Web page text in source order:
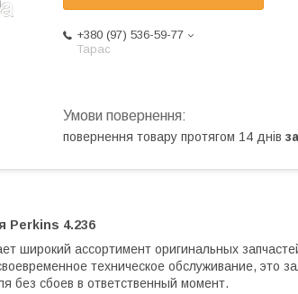
+380 (97) 536-59-77
Тарас
повернення товару протягом 14 днів
Perkins 4.236
широкий ассортимент оригинальных
техническое обслуживание, это
без сбоев в ответственный момент.